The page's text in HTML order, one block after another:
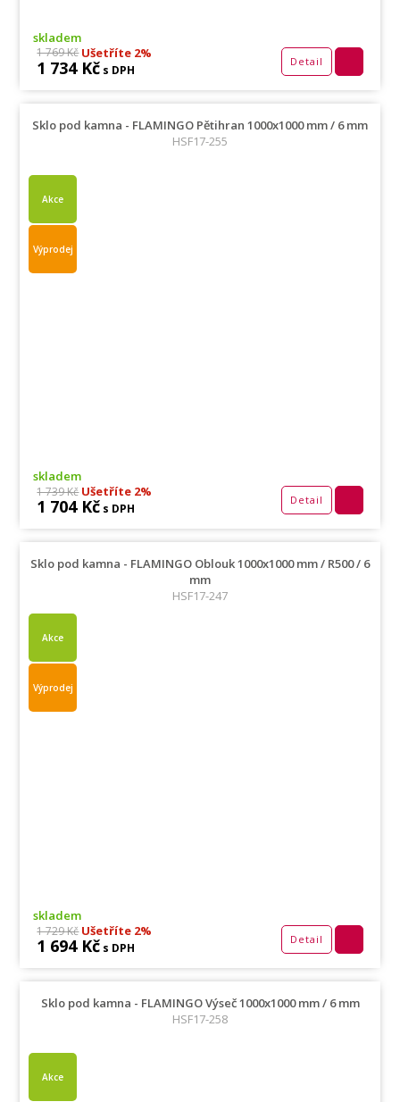
skladem
1 769 KčUšetříte 2%
1 734 Kč s DPH
Detail
Sklo pod kamna - FLAMINGO Pětihran 1000x1000 mm / 6 mm
HSF17-255
Akce
Výprodej
skladem
1 739 KčUšetříte 2%
1 704 Kč s DPH
Detail
Sklo pod kamna - FLAMINGO Oblouk 1000x1000 mm / R500 / 6
mm
HSF17-247
Akce
Výprodej
skladem
1 729 KčUšetříte 2%
1 694 Kč s DPH
Detail
Sklo pod kamna - FLAMINGO Výseč 1000x1000 mm / 6 mm
HSF17-258
Akce